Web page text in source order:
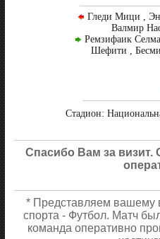
Гледи Мици ,
Валмир
Ремзифаик
Шефити ,
Стадион:
Спасибо Вам за
* Представляем вашему
спорта - Футбол. Матч
команда оперативно